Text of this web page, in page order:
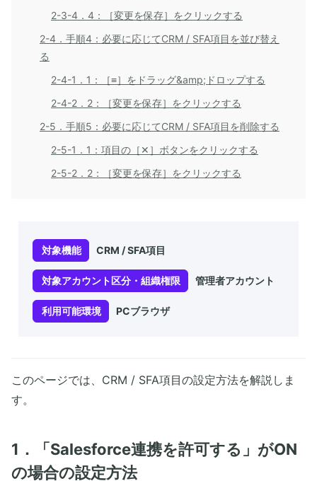
2-3-4．4：［変更を保存］をクリックする
2-4．手順4：必要に応じてCRM / SFA項目を並び替え
る
2-4-1．1：［≡］をドラッグ&amp;ドロップする
2-4-2．2：［変更を保存］をクリックする
2-5．手順5：必要に応じてCRM / SFA項目を削除する
2-5-1．1：項目の［✕］ボタンをクリックする
2-5-2．2：［変更を保存］をクリックする
対象機能 CRM / SFA項目
対象アカウント区分・組織権限 管理者アカウント
利用可能環境 PCブラウザ
このページでは、CRM / SFA項目の設定方法を解説しま
す。
1．「Salesforce連携を許可する」がON
の場合の設定方法